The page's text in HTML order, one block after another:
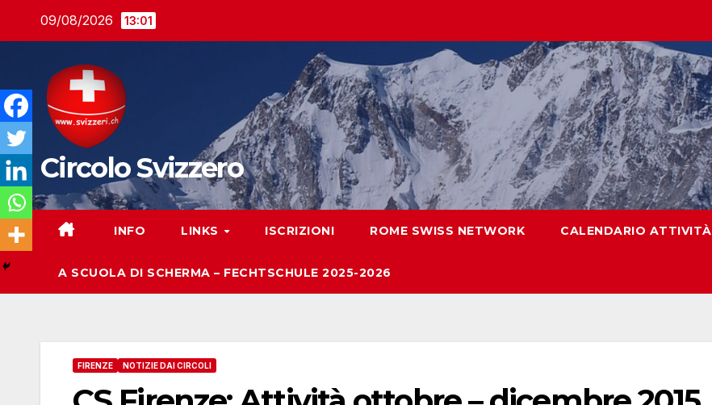
09/08/2026 13:01
Circolo Svizzero
INFO LINKS ISCRIZIONI ROME SWISS NETWORK CALENDARIO ATTIVITÀ
A SCUOLA DI SCHERMA – FECHTSCHULE 2025-2026
FIRENZE NOTIZIE DAI CIRCOLI